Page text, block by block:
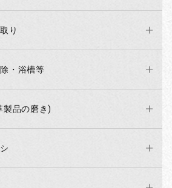
り
・浴槽等
製品の磨き)